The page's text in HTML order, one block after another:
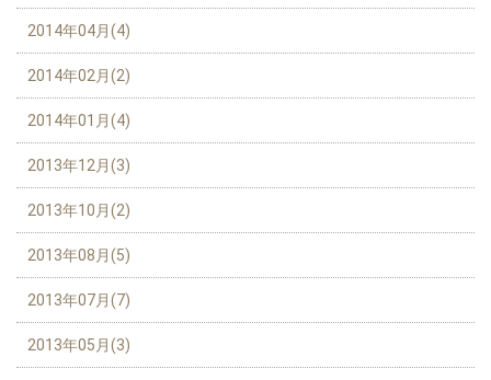
2014年04月(4)
2014年02月(2)
2014年01月(4)
2013年12月(3)
2013年10月(2)
2013年08月(5)
2013年07月(7)
2013年05月(3)